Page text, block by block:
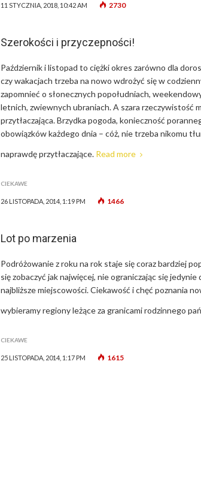
11 STYCZNIA, 2018, 10:42 AM 2730
Szerokości i przyczepności!
Październik i listopad to ciężki okres zarówno dla
czy wakacjach trzeba na nowo wdrożyć się w
zapomnieć o słonecznych popołudniach,
letnich, zwiewnych ubraniach. A szara rzeczywistość
przytłaczająca. Brzydka pogoda, konieczność
obowiązków każdego dnia – cóż, nie trzeba nikomu
naprawdę przytłaczające. Read more
CIEKAWE
26 LISTOPADA, 2014, 1:19 PM 1466
Lot po marzenia
Podróżowanie z roku na rok staje się coraz bardziej
się zobaczyć jak najwięcej, nie ograniczając się
najbliższe miejscowości. Ciekawość i chęć poznania
wybieramy regiony leżące za granicami rodzinnego
CIEKAWE
25 LISTOPADA, 2014, 1:17 PM 1615